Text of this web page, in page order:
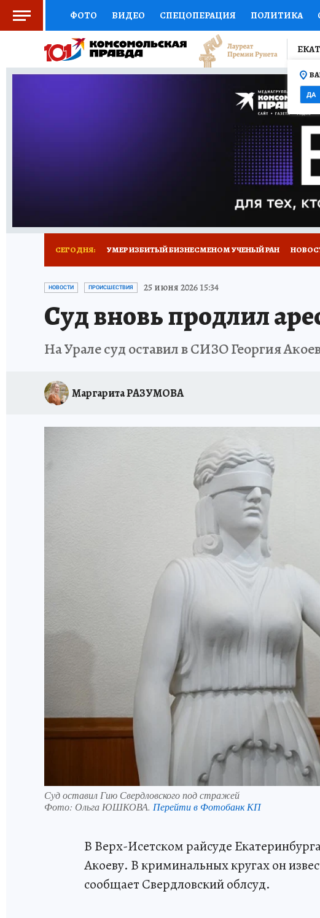
ФОТО ВИДЕО СПЕЦОПЕРАЦИЯ ПОЛИТИКА
СОЦПОДДЕРЖКА НАУКА СПОРТ
ВЫБОР ЭКСПЕРТОВ ДОКТОР ФИНАНСЫ
ПРОГНОЗЫ НА СПОРТ
ТЕЛЕВИЗОР
НОВОЕ НА САЙТЕ
ДА
СЕГОДНЯ: УМЕР ИЗБИТЫЙ БИЗНЕСМЕНОМ УЧЕНЫЙ РАН
ЗАПОВЕДНАЯ РОССИЯ ПРОИСШЕСТВИЯ
НОВОСТИ ПРОИСШЕСТВИЯ 25 июня 2026 15:34
Суд вновь продлил
На Урале суд оставил в СИЗО Георгия
Маргарита РАЗУМОВА
Суд оставил Гию Свердловского под стражей
Фото: Ольга ЮШКОВА. Перейти в Фотобанк КП
В Верх-Исетском райсуде
Акоеву. В криминальных кругах он
сообщает Свердловский облсуд.